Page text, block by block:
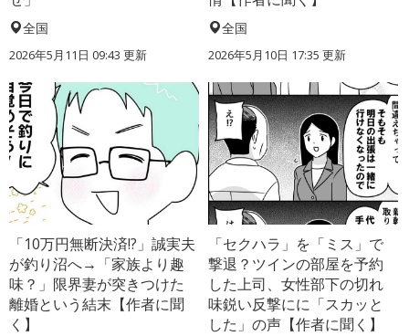
全国
2026年5月11日 09:43 更新
全国
2026年5月10日 17:35 更新
「10万円無断決済!?」誠実夫
が釣り沼へ→「家族より趣
味？」限界妻が突きつけた
離婚という結末【作者に聞
く】
「セクハラ」を「ミス」で
撃退？ツインの部屋を予約
した上司、女性部下の切れ
味鋭い反撃にに「スカッと
した」の声【作者に聞く】